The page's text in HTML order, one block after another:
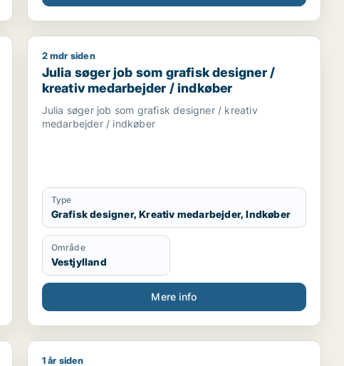
/ journalist / marketingmedarbejder / kulturmedarbejder /
Julia søger job som grafisk designer / kreativ
2 mdr siden
Julia søger job som grafisk designer /
kreativ medarbejder / indkøber
Julia søger job som grafisk designer / kreativ
medarbejder / indkøber
Type
Grafisk designer, Kreativ medarbejder, Indkøber
Område
Vestjylland
Mere info
/ sikkerhedsmedarbejder
marketingmedarbejder / kreativ medarbejder / pr-
Michael søger job som it-chef / forretningsudvikler /
1 år siden